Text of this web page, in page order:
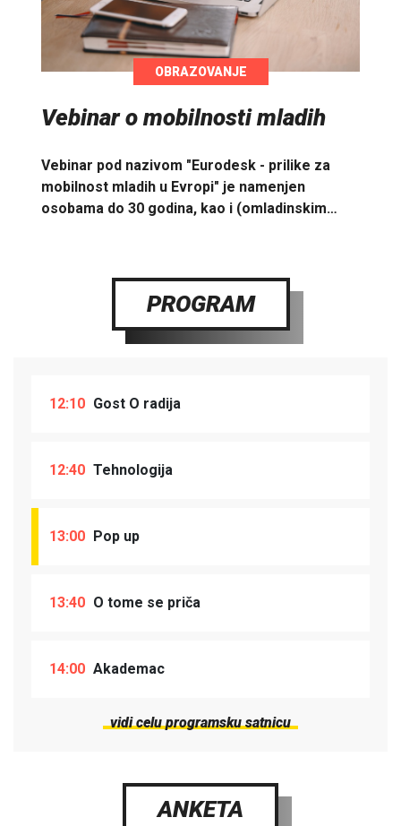
OBRAZOVANJE
Vebinar o mobilnosti mladih
Vebinar pod nazivom "Eurodesk - prilike za
mobilnost mladih u Evropi" je namenjen
osobama do 30 godina, kao i (omladinskim…
PROGRAM
12:10 Gost O radija
12:40 Tehnologija
13:00 Pop up
13:40 O tome se priča
14:00 Akademac
vidi celu programsku satnicu
ANKETA